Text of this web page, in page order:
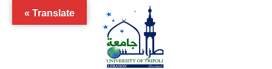
Translate »